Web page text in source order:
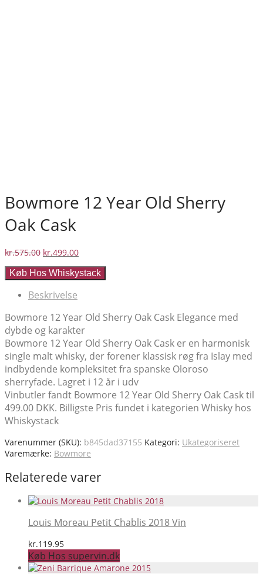
Bowmore 12 Year Old Sherry
Oak Cask
kr.575.00 Den
pris
kr.575.00.
kr.499.00Den
pris
Køb Hos Whiskystack
Beskrivelse
Bowmore 12 Year Old Sherry Oak Cask Elegance med
dybde og karakter
Bowmore 12 Year Old Sherry Oak Cask er en harmonisk
single malt whisky, der forener klassisk røg fra Islay med
indbydende kompleksitet fra spanske Oloroso
sherryfade. Lagret i 12 år i udv
Vinbutler fandt Bowmore 12 Year Old Sherry Oak Cask til
499.00 DKK. Billigste Pris fundet i kategorien Whisky hos
Whiskystack
Varenummer (SKU): b845dad37155 Kategori: Ukategoriseret
Varemærke: Bowmore
Relaterede varer
Louis Moreau Petit Chablis 2018 Vin
kr.119.95
Køb Hos supervin.dk